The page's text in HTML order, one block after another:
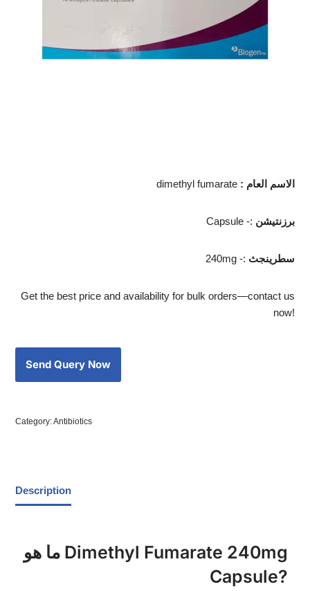
dimethyl fumarate : الاسم العام
Capsule -: برزنتيشن
240mg -: سطرينجث
Get the best price and availability for bulk orders—contact us
now!
Category:Antibiotics
Description
ما هو Dimethyl Fumarate 240mg
Capsule?